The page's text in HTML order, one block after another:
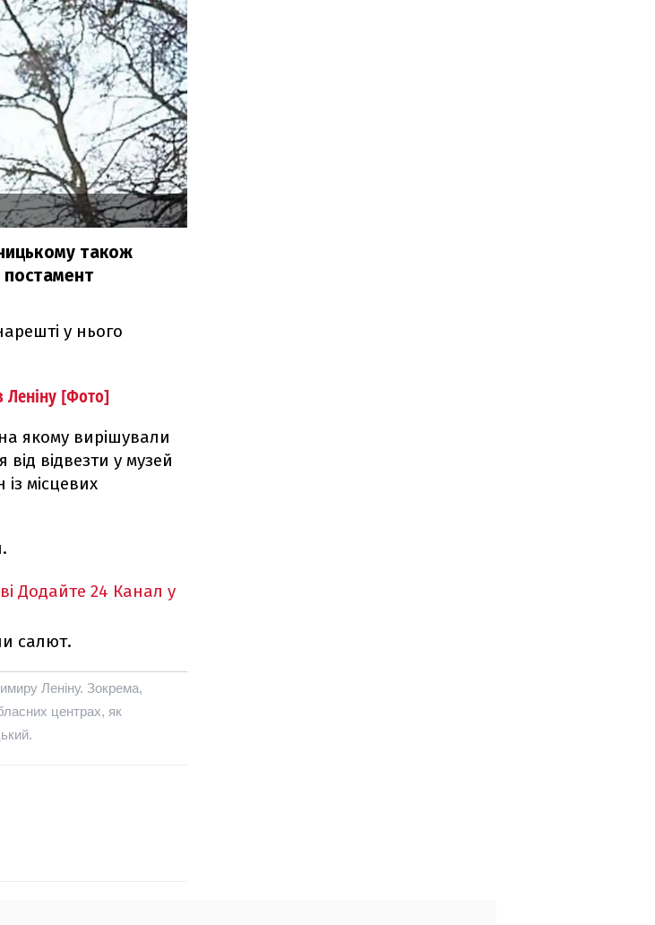
також
у нього
Леніну [Фото]
якому вирішували
відвезти у музей
місцевих
Додайте 24 Канал у
салют.
Леніну. Зокрема,
центрах, як